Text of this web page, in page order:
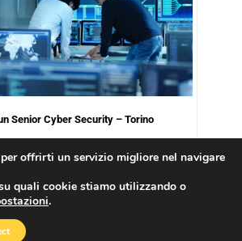
Senior Cyber Security – Torino
offrirti un servizio migliore nel navigare
quali cookie stiamo utilizzando o
.